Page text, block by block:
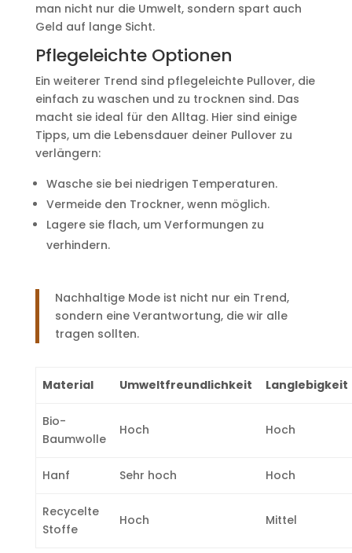
man nicht nur die Umwelt, sondern spart auch
Geld auf lange Sicht.
Pflegeleichte Optionen
Ein weiterer Trend sind pflegeleichte Pullover, die
einfach zu waschen und zu trocknen sind. Das
macht sie ideal für den Alltag. Hier sind einige
Tipps, um die Lebensdauer deiner Pullover zu
verlängern:
Wasche sie bei niedrigen Temperaturen.
Vermeide den Trockner, wenn möglich.
Lagere sie flach, um Verformungen zu
verhindern.
Nachhaltige Mode ist nicht nur ein Trend,
sondern eine Verantwortung, die wir alle
tragen sollten.
Material Umweltfreundlichkeit Langlebigkeit
Bio-
Baumwolle
Hoch Hoch
Hanf Sehr hoch Hoch
Recycelte
Stoffe
Hoch Mittel